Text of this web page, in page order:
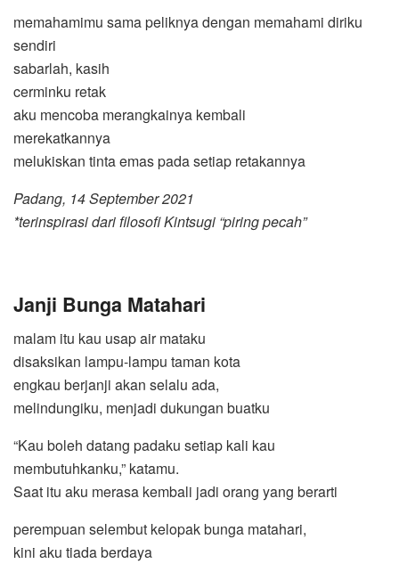
memahamimu sama peliknya dengan memahami diriku
sendiri
sabarlah, kasih
cerminku retak
aku mencoba merangkainya kembali
merekatkannya
melukiskan tinta emas pada setiap retakannya
Padang, 14 September 2021
*terinspirasi dari filosofi Kintsugi “piring pecah”
Janji Bunga Matahari
malam itu kau usap air mataku
disaksikan lampu-lampu taman kota
engkau berjanji akan selalu ada,
melindungiku, menjadi dukungan buatku
“Kau boleh datang padaku setiap kali kau
membutuhkanku,” katamu.
Saat itu aku merasa kembali jadi orang yang berarti
perempuan selembut kelopak bunga matahari,
kini aku tiada berdaya